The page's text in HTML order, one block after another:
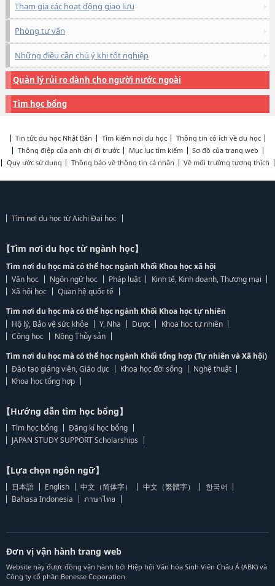
Tham gia các hoạt động giao lưu
Phòng tư vấn
Những điều cần chú ý khi tốt nghiệp
Quản lý rủi ro dành cho người nước ngoài
Tìm học bổng
Tin tức du học Nhật Bản Tìm kiếm nơi du học
Thông tin có ích về du học
Thông điệp của anh chị đi trước
Mục lục tìm kiếm
Sơ đồ của trang web
Quy ước sử dụng
Thông báo về thông tin cá nhân Về môi trường tương thích
Tìm nơi du học từ Aichi Đại học
【Tìm nơi du học từ ngành học】
Tìm nơi du học mà có thể học ngành Khối Khoa học xã hội
Văn học
Ngôn ngữ học Pháp luật
Kinh tế, Kinh doanh, Thương mại
Xã hội học
Quan hệ quốc tế
Tìm nơi du học mà có thể học ngành Khối Khoa học tự nhiên
Hộ lý, Bảo vệ sức khỏe
Y, Nha Dược
Khoa học tự nhiên
Công học
Nông Thủy sản
Tìm nơi du học mà có thể học ngành Khối tổng hợp (Tự nhiên và Xã hội)
Đào tạo giảng viên, Giáo dục
Khoa học đời sống
Nghệ thuật
Khoa học tổng hợp
【Hướng dẫn tìm học bổng】
Tìm học bổng
Đăng kí học bổng
JAPAN STUDY SUPPORT Scholarships
【Lựa chọn ngôn ngữ】
日本語 English 中文（简体字） 中文（繁體字）
한국어
Bahasa Indonesia
ภาษาไทย
Đơn vị vận hành trang web
Website này được đồng vận hành bởi Hiệp hội Văn hóa Sinh Viên Châu Á (ABK) và
Công ty cổ phần Benesse Coporation.